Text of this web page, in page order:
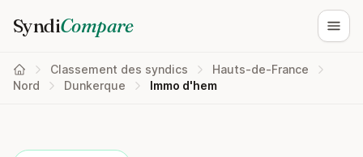
SyndiCompare
Classement des syndics
Hauts-de-France
Nord
Dunkerque Immo d'hem